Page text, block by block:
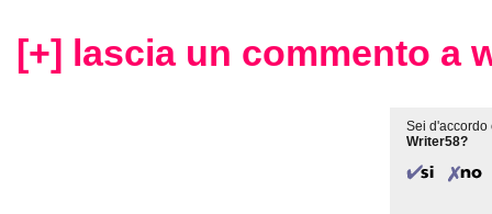
[+] lascia un commento a
Sei d'accordo
Writer58?